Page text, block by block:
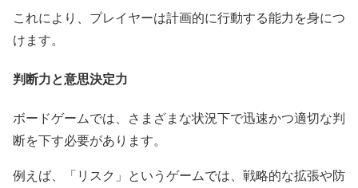
これにより、プレイヤーは計画的に行動する能力を身につ
けます。
判断力と意思決定力
ボードゲームでは、さまざまな状況下で迅速かつ適切な判
断を下す必要があります。
例えば、「リスク」というゲームでは、戦略的な拡張や防